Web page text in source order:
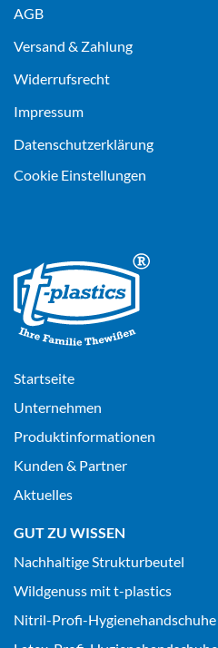
AGB
Versand & Zahlung
Widerrufsrecht
Impressum
Datenschutz­erklärung
Cookie Einstellungen
Startseite
Unternehmen
Produktinformationen
Kunden & Partner
Aktuelles
GUT ZU WISSEN
Nachhaltige Strukturbeutel
Wildgenuss mit t-plastics
Nitril-Profi-Hygienehandschuhe